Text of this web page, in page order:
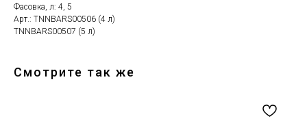
Фасовка, л: 4, 5
Арт.: TNNBARS00506 (4 л)
TNNBARS00507 (5 л)
Смотрите так же